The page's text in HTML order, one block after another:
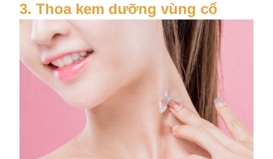
3. Thoa kem dưỡng vùng cổ